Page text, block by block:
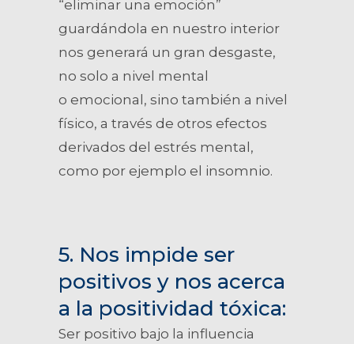
“eliminar una emoción”
guardándola en nuestro interior
nos generará un gran desgaste,
no solo a nivel mental
o emocional, sino también a nivel
físico, a través de otros efectos
derivados del estrés mental,
como por ejemplo el insomnio.
5. Nos impide ser
positivos y nos acerca
a la positividad tóxica:
Ser positivo bajo la influencia